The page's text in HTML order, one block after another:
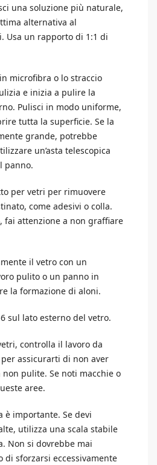
una soluzione più naturale,
alternativa al
Usa un rapporto di 1:1 di
microfibra o lo straccio
e inizia a pulire la
Pulisci in modo uniforme,
tutta la superficie. Se la
grande, potrebbe
un’asta telescopica
panno.
per vetri per rimuovere
come adesivi o colla.
fai attenzione a non graffiare
il vetro con un
pulito o un panno in
la formazione di aloni.
sul lato esterno del vetro.
controlla il lavoro da
assicurarti di non aver
non pulite. Se noti macchie o
aree.
è importante. Se devi
utilizza una scala stabile
Non si dovrebbe mai
di sforzarsi eccessivamente